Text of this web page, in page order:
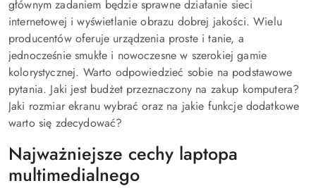
głównym zadaniem będzie sprawne działanie sieci
internetowej i wyświetlanie obrazu dobrej jakości. Wielu
producentów oferuje urządzenia proste i tanie, a
jednocześnie smukłe i nowoczesne w szerokiej gamie
kolorystycznej. Warto odpowiedzieć sobie na podstawowe
pytania. Jaki jest budżet przeznaczony na zakup komputera?
Jaki rozmiar ekranu wybrać oraz na jakie funkcje dodatkowe
warto się zdecydować?
Najważniejsze cechy laptopa
multimedialnego